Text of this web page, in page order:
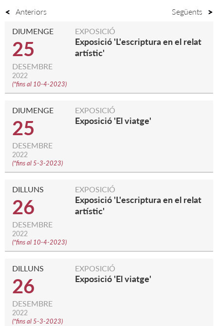
Anteriors Següents
DIUMENGE
25
DESEMBRE
2022
(*fins al 10-4-2023)
EXPOSICIÓ
Exposició 'L'escriptura en el relat
artístic'
DIUMENGE
25
DESEMBRE
2022
(*fins al 5-3-2023)
EXPOSICIÓ
Exposició 'El viatge'
DILLUNS
26
DESEMBRE
2022
(*fins al 10-4-2023)
EXPOSICIÓ
Exposició 'L'escriptura en el relat
artístic'
DILLUNS
26
DESEMBRE
2022
(*fins al 5-3-2023)
EXPOSICIÓ
Exposició 'El viatge'